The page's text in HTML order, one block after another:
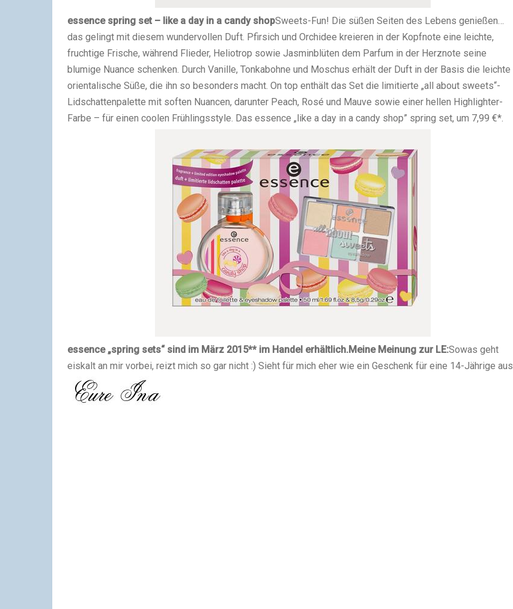
essence spring set – like a day in a candy shopSweets-Fun! Die süßen Seiten des Lebens genießen…
das gelingt mit diesem wundervollen Duft. Pfirsich und Orchidee kreieren in der Kopfnote eine leichte,
fruchtige Frische, während Flieder, Heliotrop sowie Jasminblüten dem Parfum in der Herznote seine
blumige Nuance schenken. Durch Vanille, Tonkabohne und Moschus erhält der Duft in der Basis die leichte
orientalische Süße, die ihn so besonders macht. On top enthält das Set die limitierte „all about sweets“-
Lidschattenpalette mit soften Nuancen, darunter Peach, Rosé und Mauve sowie einer hellen Highlighter-
Farbe – für einen coolen Frühlingsstyle. Das essence „like a day in a candy shop” spring set, um 7,99 €*.
essence „spring sets“ sind im März 2015** im Handel erhältlich.Meine Meinung zur LE:Sowas geht
eiskalt an mir vorbei, reizt mich so gar nicht :) Sieht für mich eher wie ein Geschenk für eine 14-Jährige aus.